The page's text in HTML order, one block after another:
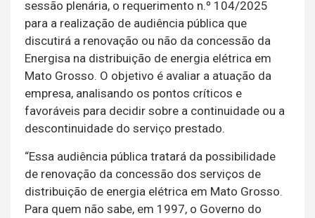
sessão plenária, o requerimento n.º 104/2025
para a realização de audiência pública que
discutirá a renovação ou não da concessão da
Energisa na distribuição de energia elétrica em
Mato Grosso. O objetivo é avaliar a atuação da
empresa, analisando os pontos críticos e
favoráveis para decidir sobre a continuidade ou a
descontinuidade do serviço prestado.
“Essa audiência pública tratará da possibilidade
de renovação da concessão dos serviços de
distribuição de energia elétrica em Mato Grosso.
Para quem não sabe, em 1997, o Governo do